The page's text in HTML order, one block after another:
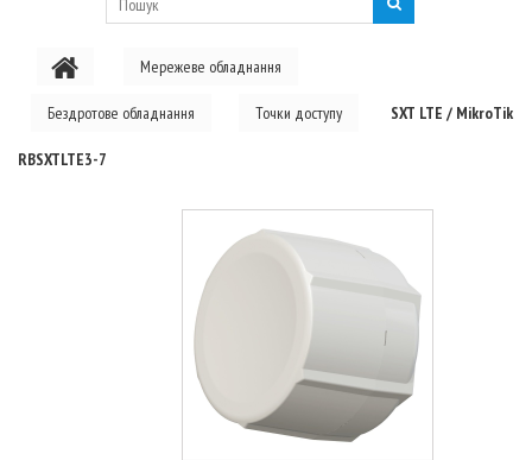
PON ОБЛАДНАННЯ
Мережеве обладнання
Бездротове обладнання Точки доступу SXT LTE / MikroTik
RBSXTLTE3-7